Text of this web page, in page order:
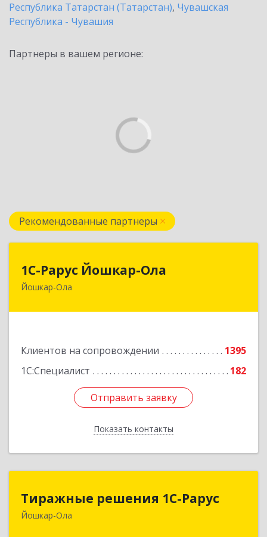
Республика Татарстан (Татарстан), Чувашская
Республика - Чувашия
Партнеры в вашем регионе:
Рекомендованные партнеры
1С-Рарус Йошкар-Ола
Йошкар-Ола
Клиентов на сопровождении
1395
1С:Специалист
182
Отправить заявку
Показать контакты
424004, Марий Эл Респ, Йошкар-Ола г, Волкова
Отправить заявку
Назад
Тиражные решения 1С-Рарус
Йошкар-Ола424003, Марий Эл Респ, Йошкар-Ола г,